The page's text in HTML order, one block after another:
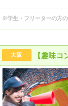
※学生・フリーターの方
大阪 【趣味